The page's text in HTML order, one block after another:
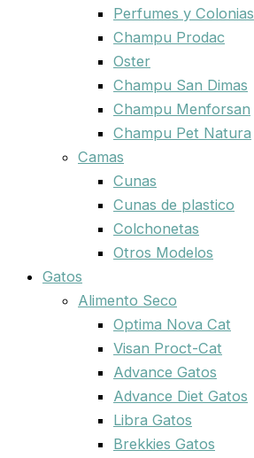
Perfumes y Colonias
Champu Prodac
Oster
Champu San Dimas
Champu Menforsan
Champu Pet Natura
Camas
Cunas
Cunas de plastico
Colchonetas
Otros Modelos
Gatos
Alimento Seco
Optima Nova Cat
Visan Proct-Cat
Advance Gatos
Advance Diet Gatos
Libra Gatos
Brekkies Gatos